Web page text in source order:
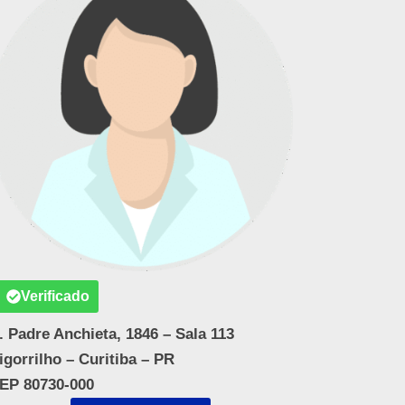
Verificado
Padre Anchieta, 1846 – Sala 113
– Curitiba – PR
80730-000